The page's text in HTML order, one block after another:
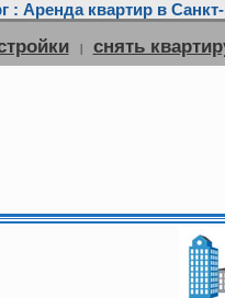
: Аренда квартир в
| снять